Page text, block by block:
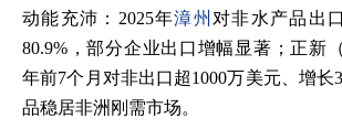
动能充沛：2025年漳州 对非水产品出
80.9%，部分企业出口增幅显著；正新
年前7个月对非出口超1000万美元、增长
品稳居非洲刚需市场。